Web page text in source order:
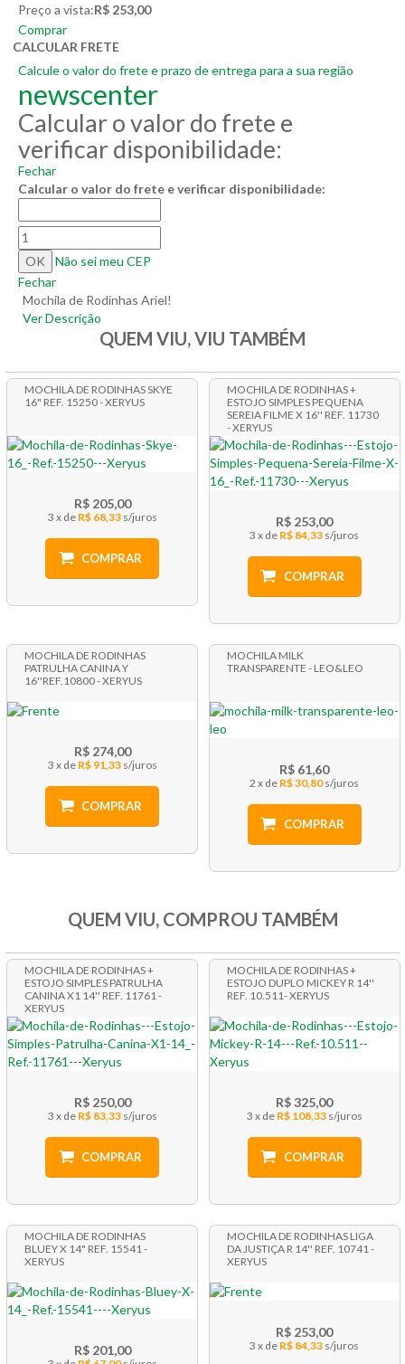
Preço a vista:R$ 253,00
Comprar
CALCULAR FRETE
Calcule o valor do frete e prazo de entrega para a sua região
newscenter
Calcular o valor do frete e
verificar disponibilidade:
Fechar
Calcular o valor do frete e verificar disponibilidade:
Não sei meu CEP
Fechar
Mochila de Rodinhas Ariel!
Ver Descrição
QUEM VIU, VIU TAMBÉM
MOCHILA DE RODINHAS SKYE
16" REF. 15250 - XERYUS
R$ 205,00
3 x R$ 68,33
COMPRAR
MOCHILA DE RODINHAS +
ESTOJO SIMPLES PEQUENA
SEREIA FILME X 16'' REF. 11730
- XERYUS
R$ 253,00
3 x R$ 84,33
COMPRAR
MOCHILA DE RODINHAS
PATRULHA CANINA Y
16''REF.10800 - XERYUS
R$ 274,00
3 x R$ 91,33
COMPRAR
MOCHILA MILK
TRANSPARENTE - LEO&LEO
R$ 61,60
2 x R$ 30,80
COMPRAR
QUEM VIU, COMPROU TAMBÉM
MOCHILA DE RODINHAS +
ESTOJO SIMPLES PATRULHA
CANINA X1 14'' REF. 11761 -
XERYUS
R$ 250,00
3 x R$ 83,33
COMPRAR
MOCHILA DE RODINHAS +
ESTOJO DUPLO MICKEY R 14''
REF. 10.511- XERYUS
R$ 325,00
3 x R$ 108,33
COMPRAR
MOCHILA DE RODINHAS
BLUEY X 14" REF. 15541 -
XERYUS
R$ 201,00
MOCHILA DE RODINHAS LIGA
DA JUSTIÇA R 14'' REF. 10741 -
XERYUS
R$ 253,00
3 x R$ 84,33